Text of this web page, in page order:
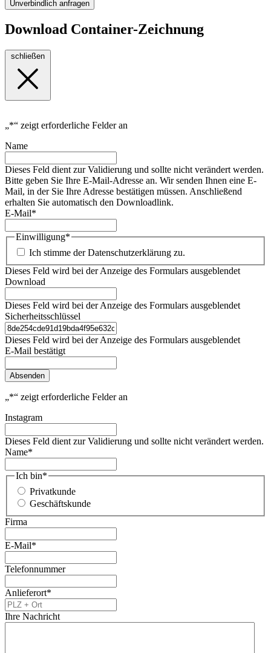
Unverbindlich anfragen
Download Container-Zeichnung
„*“ zeigt erforderliche Felder an
Name
Dieses Feld dient zur Validierung und sollte nicht verändert werden.
Bitte geben Sie Ihre E-Mail-Adresse an. Wir senden Ihnen eine E-
Mail, in der Sie Ihre Adresse bestätigen müssen. Anschließend
erhalten Sie automatisch den Downloadlink.
E-Mail*
Einwilligung*
Ich stimme der Datenschutzerklärung zu.
Dieses Feld wird bei der Anzeige des Formulars ausgeblendet
Download
Dieses Feld wird bei der Anzeige des Formulars ausgeblendet
Sicherheitsschlüssel
Dieses Feld wird bei der Anzeige des Formulars ausgeblendet
E-Mail bestätigt
Absenden
„*“ zeigt erforderliche Felder an
Instagram
Dieses Feld dient zur Validierung und sollte nicht verändert werden.
Name*
Ich bin*
Privatkunde
Geschäftskunde
Firma
E-Mail*
Telefonnummer
Anlieferort*
Ihre Nachricht